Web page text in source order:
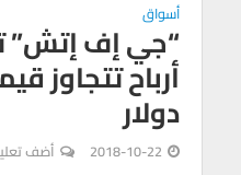
أسواق
“جي إف إتش”
دولار
2018-10-22 أضف